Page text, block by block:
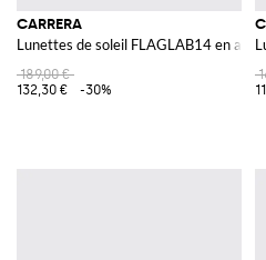
CARRERA
Lunettes de soleil FLAGLAB14 en
189,00 €
132,30 €
-30%